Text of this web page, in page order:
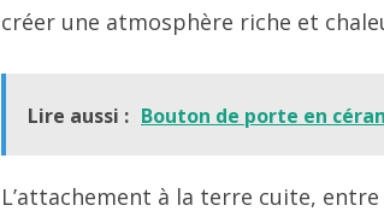
créer une atmosphère riche et
Lire aussi : Bouton de porte en
L’attachement à la terre cuite,